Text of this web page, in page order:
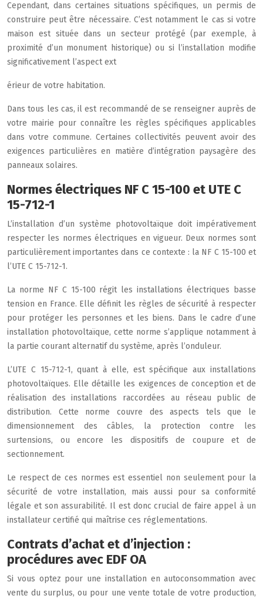
Cependant, dans certaines situations spécifiques, un permis de
construire peut être nécessaire. C’est notamment le cas si votre
maison est située dans un secteur protégé (par exemple, à
proximité d’un monument historique) ou si l’installation modifie
significativement l’aspect ext
érieur de votre habitation.
Dans tous les cas, il est recommandé de se renseigner auprès de
votre mairie pour connaître les règles spécifiques applicables
dans votre commune. Certaines collectivités peuvent avoir des
exigences particulières en matière d’intégration paysagère des
panneaux solaires.
Normes électriques NF C 15-100 et UTE C
15-712-1
L’installation d’un système photovoltaïque doit impérativement
respecter les normes électriques en vigueur. Deux normes sont
particulièrement importantes dans ce contexte : la NF C 15-100 et
l’UTE C 15-712-1.
La norme NF C 15-100 régit les installations électriques basse
tension en France. Elle définit les règles de sécurité à respecter
pour protéger les personnes et les biens. Dans le cadre d’une
installation photovoltaïque, cette norme s’applique notamment à
la partie courant alternatif du système, après l’onduleur.
L’UTE C 15-712-1, quant à elle, est spécifique aux installations
photovoltaïques. Elle détaille les exigences de conception et de
réalisation des installations raccordées au réseau public de
distribution. Cette norme couvre des aspects tels que le
dimensionnement des câbles, la protection contre les
surtensions, ou encore les dispositifs de coupure et de
sectionnement.
Le respect de ces normes est essentiel non seulement pour la
sécurité de votre installation, mais aussi pour sa conformité
légale et son assurabilité. Il est donc crucial de faire appel à un
installateur certifié qui maîtrise ces réglementations.
Contrats d’achat et d’injection :
procédures avec EDF OA
Si vous optez pour une installation en autoconsommation avec
vente du surplus, ou pour une vente totale de votre production,